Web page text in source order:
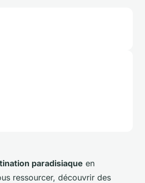
paradisiaque en
ressourcer, découvrir des